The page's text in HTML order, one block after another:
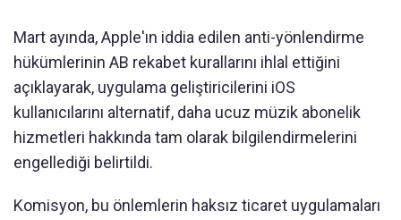
Mart ayında, Apple'ın iddia edilen anti-yönlendirme
hükümlerinin AB rekabet kurallarını ihlal ettiğini
açıklayarak, uygulama geliştiricilerini iOS
kullanıcılarını alternatif, daha ucuz müzik abonelik
hizmetleri hakkında tam olarak bilgilendirmelerini
engellediği belirtildi.
Komisyon, bu önlemlerin haksız ticaret uygulamaları